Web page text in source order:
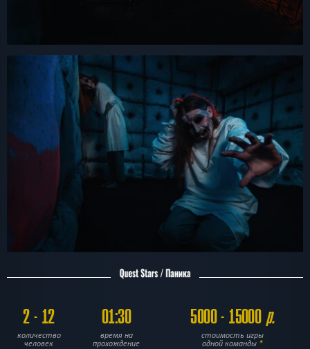
2 - 12
количество
человек
01:30
время на
прохождение
5000 - 15000 р.
стоимость игры
одной команды *